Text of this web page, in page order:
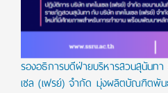
รองอธิการบดีฝ่ายบริหารสวนสุนันท
เซล (เฟรย์) จำกัด มุ่งผลิตบัณฑิตพัน